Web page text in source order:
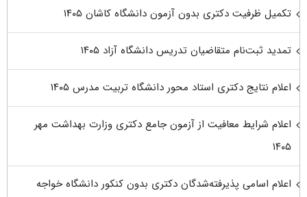
تکمیل ظرفیت دکتری بدون آزمون دانشگاه کاشان ۱۴۰۵
تمدید ثبت‌نام متقاضیان تدریس دانشگاه آزاد ۱۴۰۵
اعلام نتایج دکتری استاد محور دانشگاه تربیت مدرس ۱۴۰۵
اعلام شرایط معافیت از آزمون جامع دکتری وزارت بهداشت مهر
۱۴۰۵
اعلام اسامی پذیرفته‌شدگان دکتری بدون کنکور دانشگاه خواجه